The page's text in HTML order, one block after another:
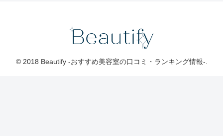
© 2018 Beautify -おすすめ美容室の口コミ・ランキング情報-.